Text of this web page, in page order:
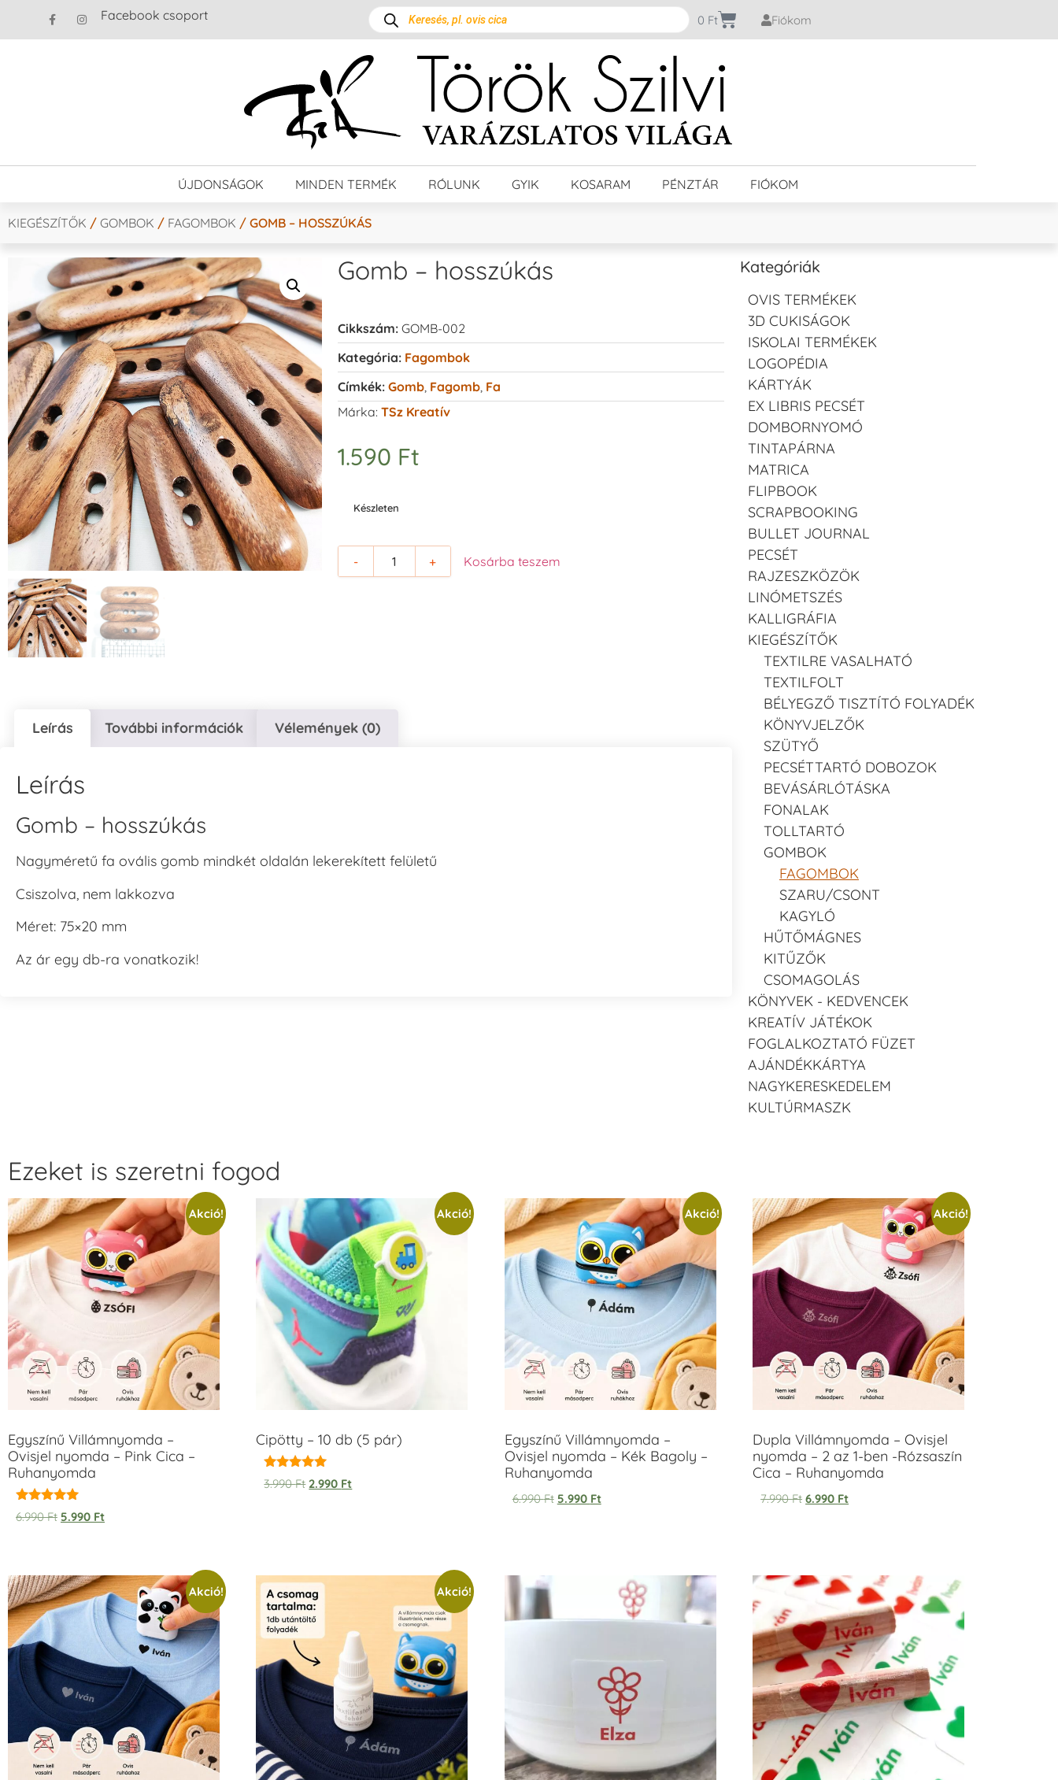
Facebook csoport 0 Ft Fiókom
ÚJDONSÁGOK MINDEN TERMÉK RÓLUNK GYIK KOSARAM PÉNZTÁR FIÓKOM
KIEGÉSZÍTŐK / GOMBOK / FAGOMBOK / GOMB – HOSSZÚKÁS
Gomb – hosszúkás
Cikkszám: GOMB-002
Kategória: Fagombok
Címkék: Gomb, Fagomb, Fa
Márka: TSz Kreatív
1.590 Ft
Készleten
- + Kosárba teszem
Leírás További információk Vélemények (0)
Leírás
Gomb – hosszúkás
Nagyméretű fa ovális gomb mindkét oldalán lekerekített felületű
Csiszolva, nem lakkozva
Méret: 75×20 mm
Az ár egy db-ra vonatkozik!
Kategóriák
OVIS TERMÉKEK
3D CUKISÁGOK
ISKOLAI TERMÉKEK
LOGOPÉDIA
KÁRTYÁK
EX LIBRIS PECSÉT
DOMBORNYOMÓ
TINTAPÁRNA
MATRICA
FLIPBOOK
SCRAPBOOKING
BULLET JOURNAL
PECSÉT
RAJZESZKÖZÖK
LINÓMETSZÉS
KALLIGRÁFIA
KIEGÉSZÍTŐK
TEXTILRE VASALHATÓ
TEXTILFOLT
BÉLYEGZŐ TISZTÍTÓ FOLYADÉK
KÖNYVJELZŐK
SZÜTYŐ
PECSÉTTARTÓ DOBOZOK
BEVÁSÁRLÓTÁSKA
FONALAK
TOLLTARTÓ
GOMBOK
FAGOMBOK
SZARU/CSONT
KAGYLÓ
HŰTŐMÁGNES
KITŰZŐK
CSOMAGOLÁS
KÖNYVEK - KEDVENCEK
KREATÍV JÁTÉKOK
FOGLALKOZTATÓ FÜZET
AJÁNDÉKKÁRTYA
NAGYKERESKEDELEM
KULTÚRMASZK
Ezeket is szeretni fogod
Akció!
Egyszínű Villámnyomda –
Ovisjel nyomda – Pink Cica –
Ruhanyomda
Értékelés:
5.00
6.990Ft 5.990 Ft
Akció!
Cipötty – 10 db (5 pár)
Értékelés:
5.00
3.990Ft 2.990 Ft
Akció!
Egyszínű Villámnyomda –
Ovisjel nyomda – Kék Bagoly –
Ruhanyomda
6.990Ft 5.990 Ft
Akció!
Dupla Villámnyomda – Ovisjel
nyomda – 2 az 1-ben -Rózsaszín
Cica – Ruhanyomda
7.990Ft 6.990 Ft
Akció! Akció!